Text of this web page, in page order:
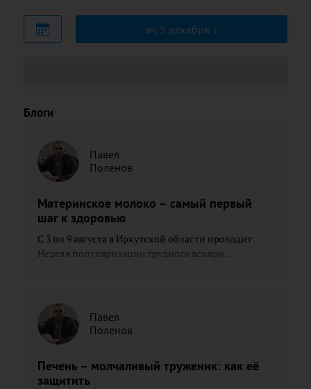
вт, 5 декабря
Блоги
Павел
Поленов
Материнское молоко – самый первый
шаг к здоровью
С 3 по 9 августа в Иркутской области проходит
Неделя популяризации грудного вскарм...
Павел
Поленов
Печень – молчаливый труженик: как её
защитить